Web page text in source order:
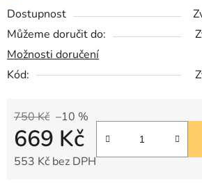
Dostupnost
Můžeme doručit do:
Možnosti doručení
Kód:
750 Kč –10 %
669 Kč
553 Kč bez DPH